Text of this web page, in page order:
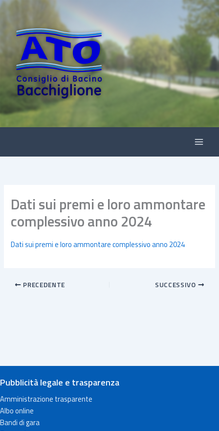
Vai
contenuto
Dati sui premi e loro ammontare
complessivo anno 2024
Dati sui premi e loro ammontare complessivo anno 2024
PRECEDENTE SUCCESSIVO
Pubblicità legale e trasparenza
Amministrazione trasparente
Albo online
Bandi di gara